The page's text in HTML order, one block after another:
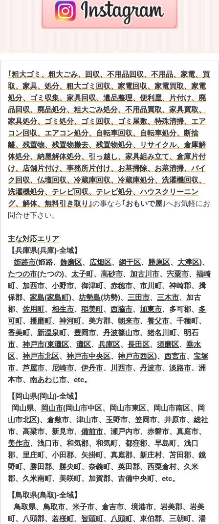
｢粗大ゴミ、粗大ごみ、回収、不用品回収、不用品、家電、買
取、家具、処分、粗大ゴミ回収、家電回収、家電買取、家電
処分、ゴミ収集、家具回収、遺品整理、便利屋、片付け、廃
品回収、廃品処分、粗大ごみ処分、不用品買取、家具買取、
家具処分、ゴミ処分、ゴミ回収、ゴミ屋敷、特殊清掃、エア
コン回収、エアコン処分、自転車回収、自転車処分、断捨
離、残置物、残置物撤去、残置物処分、リサイクル、倉庫解
体処分、納屋解体処分、引っ越し、家具組み立て、倉庫片付
け、店舗片付け、事務所片付け、お墓掃除、お墓清掃、バイ
ク回収、仏壇回収、冷蔵庫回収、冷蔵庫処分、洗濯機回収、
洗濯機処分、テレビ回収、テレビ処分、ハウスクリーニン
グ、解体、無料引き取り｣の事なら ｢おもいで屋｣へお気軽にお
問合せ下さい。
主な対応エリア
【兵庫県(兵庫)-全域】
姫路市(姫路、 飾磨区、 広畑区、 網干区、 勝原区、 大津区)、
たつの市(たつの)、 太子町、 高砂市、 加古川市、 宍粟市、 福崎
町、 加西市、 小野市、御津町、 赤穂市、 市川町、神崎郡、揖
保郡、 家島(家島町)、坊勢島(坊勢)、 三田市、 三木市、加古
郡、 佐用町、 相生市、 稲美町、 西脇市、 加東市、多可郡、 多
可町、 播磨町、 神河町、美方郡、 朝来市、 養父市、千種町、
香美町、 新温泉町、 豊岡市、 丹波篠山市、 猪名川町、 明石
市、 神戸市(東灘区、 灘区、 兵庫区、 長田区、 須磨区、 垂水
区、 神戸市北区、 神戸市中央区、 神戸市西区)、 西宮市、 宝塚
市、 芦屋市、 尼崎市、 伊丹市、 川西市、 丹波市、 淡路市、洲
本市、 南あわじ市、etc。
【岡山県(岡山)-全域】
岡山県、
岡山市(岡山市中区、岡山市東区、岡山市南区、岡
山市北区)、倉敷市、津山市、玉野市、笠岡市、井原市、総社
市、高梁市、新見市、 備前市、瀬戸内市、赤磐市、真庭市、
美作市、浅口市、和気郡、和気町、都窪郡、早島町、浅口
郡、里庄町、小田郡、矢掛町、真庭郡、新庄村、苫田郡、鏡
野町、勝田郡、勝央町、奈義町、英田郡、西粟倉村、久米
郡、久米南町、美咲町、加賀郡、吉備中央町、etc。
【鳥取県(鳥取)-全域】
鳥取県、 鳥取市、 米子市、倉吉市、境港市、岩美郡、岩美
町、八頭郡、 若桜町、 智頭町、 八頭町、東伯郡、三朝町、湯